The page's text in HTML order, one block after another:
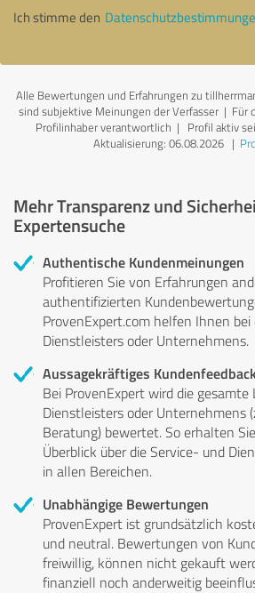
Ich stimme den
Alle Bewertungen und Erfahrungen zu
sind subjektive Meinungen der Verfasser | Für
Profilinhaber verantwortlich | Profil aktiv
Aktualisierung: 06.08.2026|
Mehr Transparenz und
Expertensuche
Authentische Kundenmeinungen
Profitieren Sie von Erfahrungen
authentifizierten
ProvenExpert.com helfen Ihnen
Dienstleisters oder Unternehmens.
Aussagekräftiges
Bei ProvenExpert wird die gesamte
Dienstleisters oder Unternehmens
Beratung) bewertet. So erhalten
Überblick über die Service- und
in allen Bereichen.
Unabhängige Bewertungen
ProvenExpert ist grundsätzlich
und neutral. Bewertungen von
freiwillig, können nicht gekauft
finanziell noch anderweitig